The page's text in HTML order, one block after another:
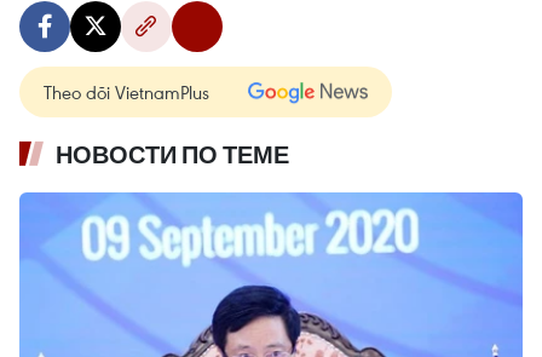
Theo dõi VietnamPlus
НОВОСТИ ПО ТЕМЕ